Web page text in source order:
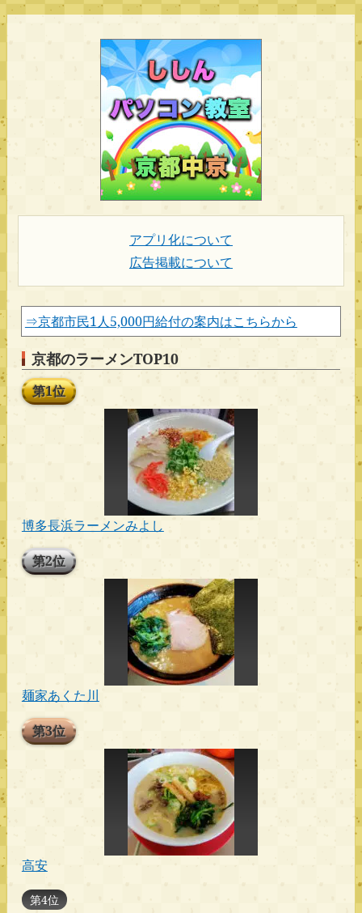
アプリ化について
広告掲載について
⇒京都市民1人5,000円給付の案内はこちらから
京都のラーメンTOP10
第1位
博多長浜ラーメンみよし
第2位
麺家あくた川
第3位
高安
第4位